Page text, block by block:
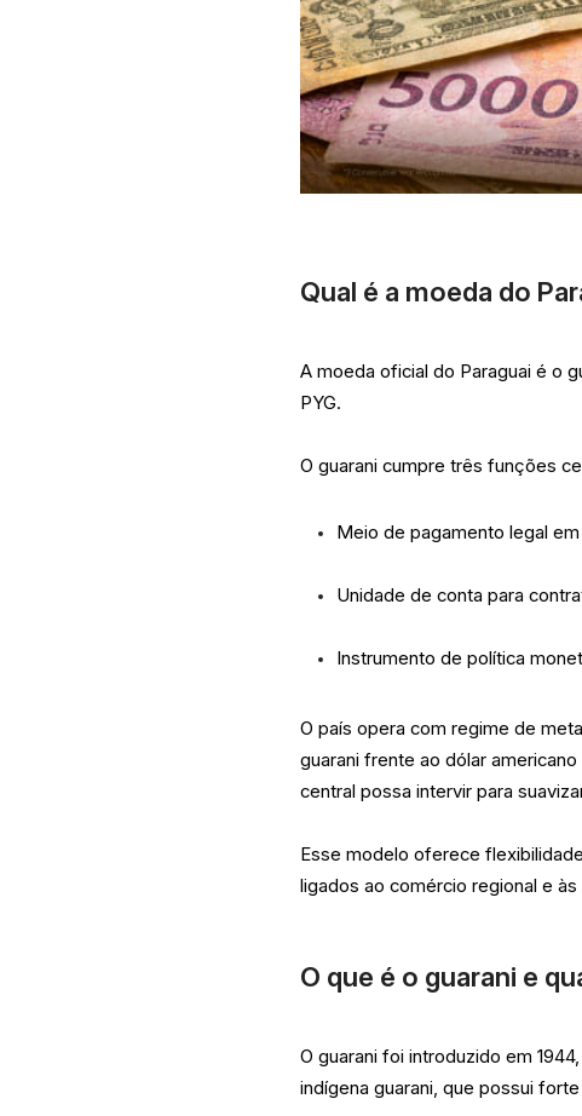
Qual é a moeda do
A moeda oficial do Paraguai é o
PYG.
O guarani cumpre três funções
Meio de pagamento legal
Unidade de conta para
Instrumento de política
O país opera com regime de
guarani frente ao dólar
central possa intervir para
Esse modelo oferece
ligados ao comércio regional e
O que é o guarani e
O guarani foi introduzido em
indígena guarani, que possui